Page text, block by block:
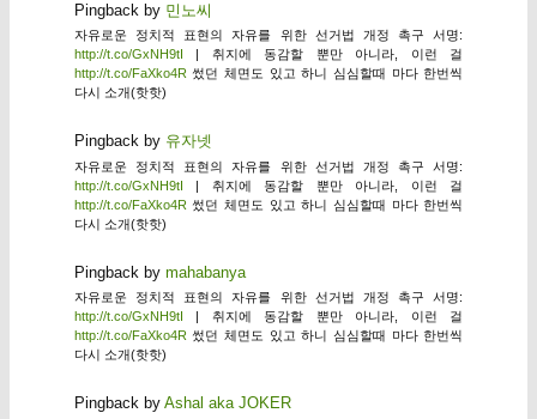
Pingback by 민노씨
자유로운 정치적 표현의 자유를 위한 선거법 개정 촉구 서명:
http://t.co/GxNH9tI
| 취지에 동감할 뿐만 아니라, 이런 걸
http://t.co/FaXko4R썼던 체면도 있고 하니 심심할때 마다 한번씩
다시 소개(핫핫)
Pingback by 유자넷
자유로운 정치적 표현의 자유를 위한 선거법 개정 촉구 서명:
http://t.co/GxNH9tI | 취지에 동감할 뿐만 아니라, 이런 걸
http://t.co/FaXko4R썼던 체면도 있고 하니 심심할때 마다 한번씩
다시 소개(핫핫)
Pingback by mahabanya
자유로운 정치적 표현의 자유를 위한 선거법 개정 촉구 서명:
http://t.co/GxNH9tI | 취지에 동감할 뿐만 아니라, 이런 걸
http://t.co/FaXko4R썼던 체면도 있고 하니 심심할때 마다 한번씩
다시 소개(핫핫)
Pingback by Ashal aka JOKER